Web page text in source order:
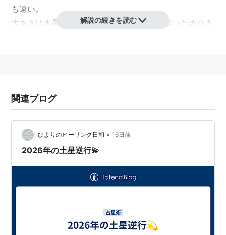
も遠い。
大きさは木星よりやや小さい上に地球から遠いため小さ
土星の衛星は現在18個名前が付けられているもののほ
か、さらに12個知られている。さらなる発見もあり得
る。
バン
アトラス
パンドラ
解説の続きを読む
関連ブログ
ひよりのヒーリング日和 • 16日前
2026年の土星逆行💫